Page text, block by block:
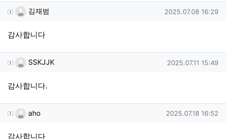
김재범님의 댓글
김재범 작성일
2025.07.08 16:29
감사합니다
SSKJJK님의 댓글
SSKJJK 작성일
2025.07.11 15:49
감사합니다.
aho님의 댓글
aho 작성일
2025.07.18 16:52
감사합니다